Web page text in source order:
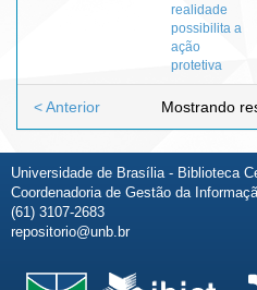
realidade
possibilita a
ação
protetiva
Mostrando
< Anterior
Universidade de Brasília - Biblioteca
Coordenadoria de Gestão da
(61) 3107-2683
repositorio@unb.br